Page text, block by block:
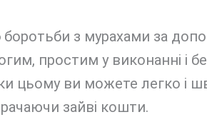
боротьби з мурахами за
простим у виконанні і
цьому ви можете легко і
зайві кошти.